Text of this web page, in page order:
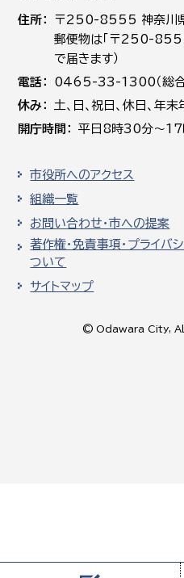
住所
〒250-8555 神奈川
郵便物は「〒250-
で届きます）
電話
0465-33-1300（総合
休み
土､日､祝日、休日、年
開庁時間
平日8時30分～
市役所へのアクセス
組織一覧
お問い合わせ・市への提案
著作権・免責事項・プライバ
ついて
サイトマップ
© Odawara City,